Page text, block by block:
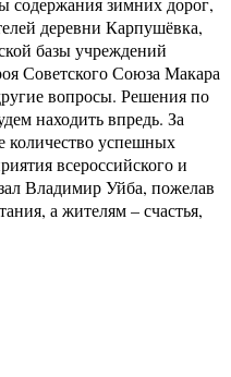
деревни Карпушёвка,
базы учреждений
Советского Союза Макара
вопросы. Решения по
находить впредь. За
количество успешных
всероссийского и
Владимир Уйба, пожелав
а жителям – счастья,